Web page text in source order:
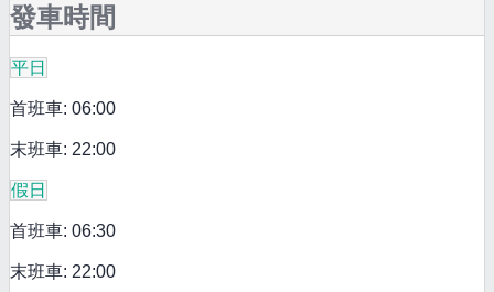
發車時間
平日
首班車: 06:00
末班車: 22:00
假日
首班車: 06:30
末班車: 22:00